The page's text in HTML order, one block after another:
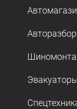
Эвакуаторы